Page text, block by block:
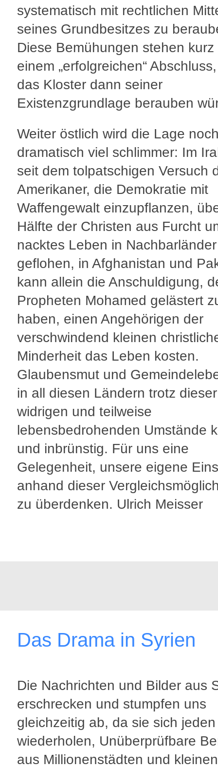
systematisch mit rechtlichen
seines Grundbesitzes zu
Diese Bemühungen stehen kurz
einem „erfolgreichen“
das Kloster dann seiner
Existenzgrundlage berauben
Weiter östlich wird die Lage
dramatisch viel schlimmer: Im
seit dem tolpatschigen Versuch
Amerikaner, die Demokratie mit
Waffengewalt einzupflanzen,
Hälfte der Christen aus Furcht
nacktes Leben in Nachbarländer
geflohen, in Afghanistan und
kann allein die Anschuldigung,
Propheten Mohamed gelästert
haben, einen Angehörigen der
verschwindend kleinen
Minderheit das Leben kosten.
Glaubensmut und
in all diesen Ländern trotz dieser
widrigen und teilweise
lebensbedrohenden Umstände
und inbrünstig. Für uns eine
Gelegenheit, unsere eigene
anhand dieser
zu überdenken. Ulrich Meisser
Das Drama in Syrien
Die Nachrichten und Bilder aus
erschrecken und stumpfen uns
gleichzeitig ab, da sie sich jeden
wiederholen, Unüberprüfbare
aus Millionenstädten und kleinen